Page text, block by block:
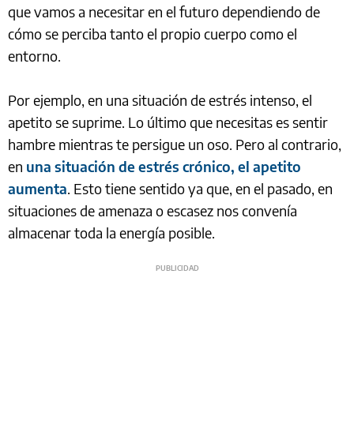
que vamos a necesitar en el futuro dependiendo de
cómo se perciba tanto el propio cuerpo como el
entorno.
Por ejemplo, en una situación de estrés intenso, el
apetito se suprime. Lo último que necesitas es sentir
hambre mientras te persigue un oso. Pero al contrario,
en una situación de estrés crónico, el apetito
aumenta. Esto tiene sentido ya que, en el pasado, en
situaciones de amenaza o escasez nos convenía
almacenar toda la energía posible.